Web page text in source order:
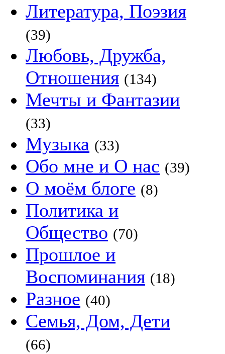
Литература, Поэзия
(39)
Любовь, Дружба,
Отношения (134)
Мечты и Фантазии
(33)
Музыка (33)
Обо мне и О нас (39)
О моём блоге (8)
Политика и
Общество (70)
Прошлое и
Воспоминания (18)
Разное (40)
Семья, Дом, Дети
(66)